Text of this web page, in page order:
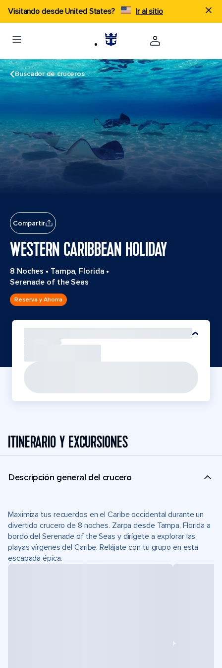
Visitando desde United States? Ir al sitio
Buscador de cruceros
Compartir
WESTERN CARIBBEAN HOLIDAY
8 Noches • Tampa, Florida •
Serenade of the Seas
Reserva y Ahorra
ITINERARIO Y EXCURSIONES
Descripción general del crucero
Maximiza tus recuerdos en el Caribe occidental durante un
divertido crucero de 8 noches. Zarpa desde Tampa, Florida a
bordo del Serenade of the Seas y dirígete a explorar las
playas vírgenes del Caribe. Relájate con tu grupo en esta
escapada épica.